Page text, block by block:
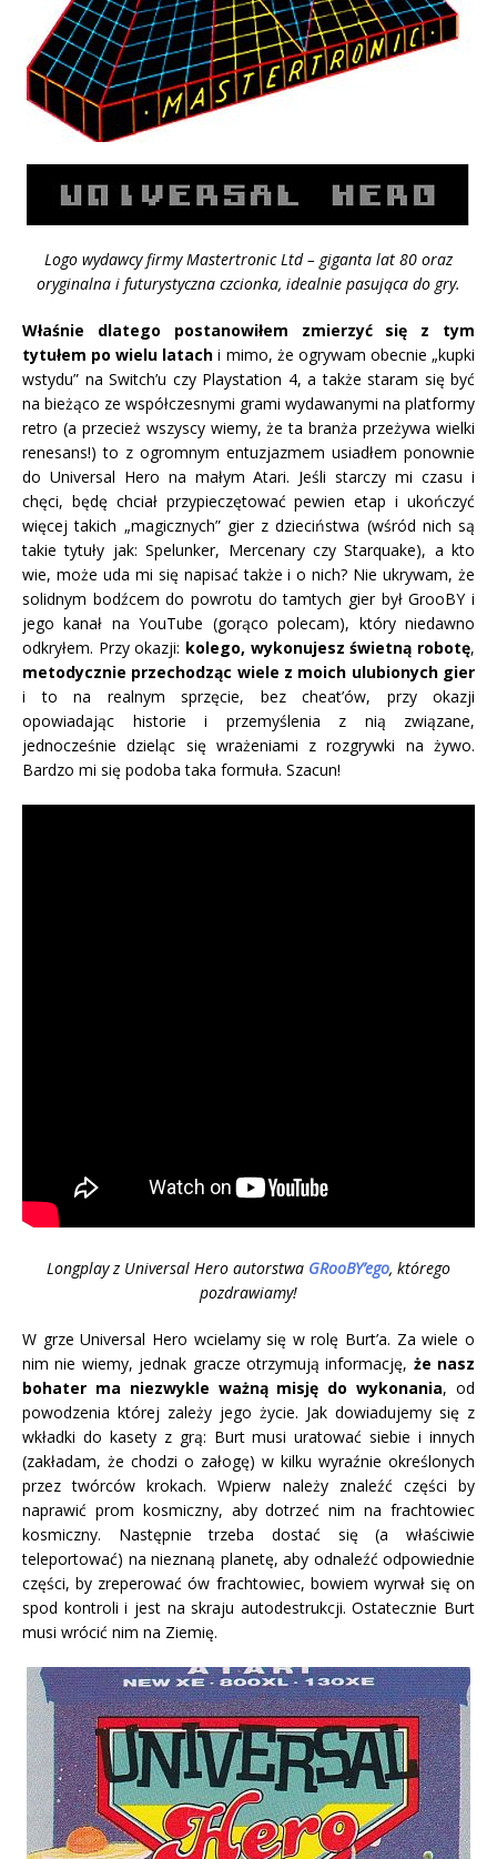
Logo wydawcy firmy Mastertronic Ltd – giganta lat 80 oraz
oryginalna i futurystyczna czcionka, idealnie pasująca do gry.
Właśnie dlatego postanowiłem
zmierzyć się z tym
tytułem po wielu latach i mimo, że ogrywam obecnie „kupki
wstydu” na Switch’u czy Playstation 4, a także staram się być
na bieżąco ze współczesnymi grami wydawanymi na platformy
retro (a przecież wszyscy wiemy, że ta branża przeżywa wielki
renesans!) to z ogromnym entuzjazmem usiadłem ponownie
do Universal Hero na małym Atari. Jeśli starczy mi czasu i
chęci, będę chciał przypieczętować pewien etap i ukończyć
więcej takich „magicznych” gier z dzieciństwa (wśród nich są
takie tytuły jak: Spelunker, Mercenary czy Starquake), a kto
wie, może uda mi się napisać także i o nich? Nie ukrywam, że
solidnym bodźcem do powrotu do tamtych gier był GrooBY i
jego kanał na YouTube (gorąco polecam), który niedawno
odkryłem. Przy okazji: kolego, wykonujesz świetną robotę,
metodycznie przechodząc wiele z moich ulubionych gier
i to na realnym sprzęcie, bez cheat’ów, przy okazji
opowiadając historie i przemyślenia z nią związane,
jednocześnie dzieląc się wrażeniami z rozgrywki na żywo.
Bardzo mi się podoba taka formuła. Szacun!
Longplay z Universal Hero autorstwa GRooBY’ego, którego
pozdrawiamy!
W grze Universal Hero wcielamy się w rolę Burt’a. Za wiele o
nim nie wiemy, jednak gracze otrzymują informację, że nasz
bohater ma niezwykle ważną misję do wykonania, od
powodzenia której zależy jego życie. Jak dowiadujemy się z
wkładki do kasety z grą: Burt musi uratować siebie i innych
(zakładam, że chodzi o załogę) w kilku wyraźnie określonych
przez twórców krokach. Wpierw należy znaleźć części by
naprawić prom kosmiczny, aby dotrzeć nim na frachtowiec
kosmiczny. Następnie trzeba dostać się (a właściwie
teleportować) na nieznaną planetę, aby odnaleźć odpowiednie
części, by zreperować ów frachtowiec, bowiem wyrwał się on
spod kontroli i jest na skraju autodestrukcji. Ostatecznie Burt
musi wrócić nim na Ziemię.